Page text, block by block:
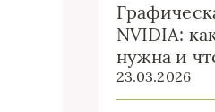
NVIDIA:
нужна и
23.03.2026